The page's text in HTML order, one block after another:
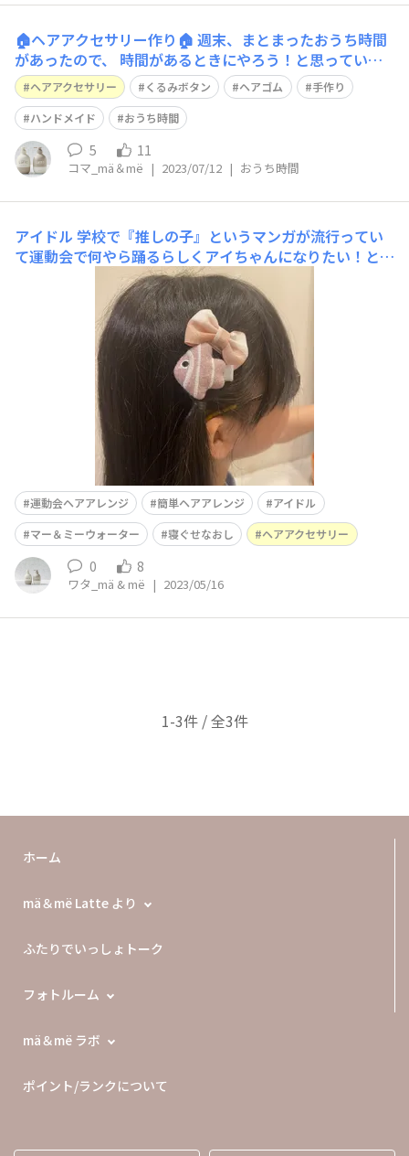
🏠ヘアアクセサリー作り🏠 週末、まとまったおうち時間
があったので、 時間があるときにやろう！と思っていた
「くるみボタンヘアゴムづくり」をやってみました❁ お
仕事関係の方から「くるみボタン」のキットを100均で買
える、と教えていただき、買っておいたのです。 その
方、「よなよな、狂ったように、大
ヘアアクセサリー くるみボタン ヘアゴム
手作り
ハンドメイド
おうち時間
5 11
コマ_mä＆më | 2023/07/12 | おうち時間
アイドル 学校で『推しの子』というマンガが流行ってい
て運動会で何やら踊るらしくアイちゃんになりたい！との
ことで娘は、毎朝ヘアアレンジにこだわっています 前髪
の寝ぐせや、髪が膨らんでしまうのが気になるようでウォ
ーターを持ってきて、「ここ、シュッシュッして」と細か
くオーダーが入ります😆 母は不
運動会ヘアアレンジ 簡単ヘアアレンジ
アイドル
マー＆ミーウォーター
寝ぐせなおし ヘアアクセサリー
0 8
ワタ_mä & më | 2023/05/16
1-3件 / 全3件
ホーム
mä＆më Latte より
ふたりでいっしょトーク
フォトルーム
mä＆më ラボ
ポイント/ランクについて